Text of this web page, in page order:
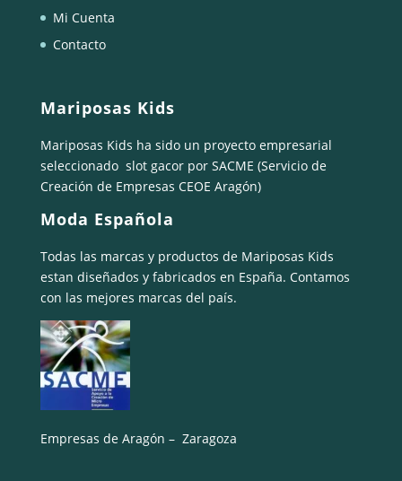
Mi Cuenta
Contacto
Mariposas Kids
Mariposas Kids ha sido un proyecto empresarial
seleccionado slot gacorpor SACME (Servicio de
Creación de Empresas CEOE Aragón)
Moda Española
Todas las marcas y productos de Mariposas Kids
estan diseñados y fabricados en España. Contamos
con las mejores marcas del país.
Empresas de Aragón – Zaragoza